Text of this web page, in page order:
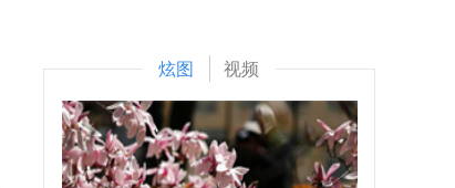
炫图 视频